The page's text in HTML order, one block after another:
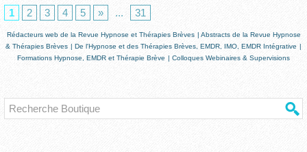
1
2 3 4 5 » ... 31
Rédacteurs web de la Revue Hypnose et Thérapies Brèves | Abstracts de la Revue Hypnose
& Thérapies Brèves | De l'Hypnose et des Thérapies Brèves, EMDR, IMO, EMDR Intégrative |
Formations Hypnose, EMDR et Thérapie Brève | Colloques Webinaires & Supervisions